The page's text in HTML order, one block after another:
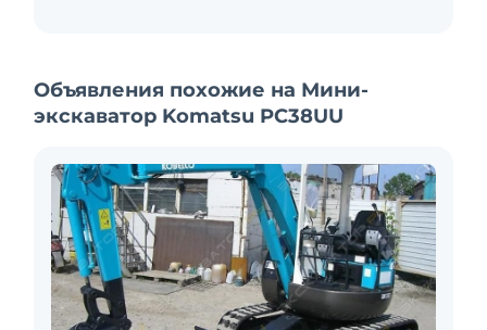
Объявления похожие на Мини-
экскаватор Komatsu PC38UU